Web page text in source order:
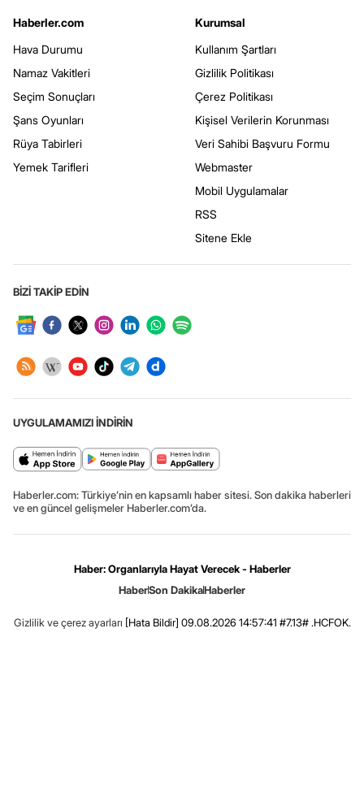
Haberler.com
Hava Durumu
Namaz Vakitleri
Seçim Sonuçları
Şans Oyunları
Rüya Tabirleri
Yemek Tarifleri
Kurumsal
Kullanım Şartları
Gizlilik Politikası
Çerez Politikası
Kişisel Verilerin Korunması
Veri Sahibi Başvuru Formu
Webmaster
Mobil Uygulamalar
RSS
Sitene Ekle
BİZİ TAKİP EDİN
UYGULAMAMIZI İNDİRİN
Haberler.com: Türkiye’nin en kapsamlı haber sitesi. Son dakika haberleri
ve en güncel gelişmeler Haberler.com’da.
Haber: Organlarıyla Hayat Verecek - Haberler
HaberSon DakikaHaberler
Gizlilik ve çerez ayarları [Hata Bildir] 09.08.2026 14:57:41 #7.13# .HCFOK.